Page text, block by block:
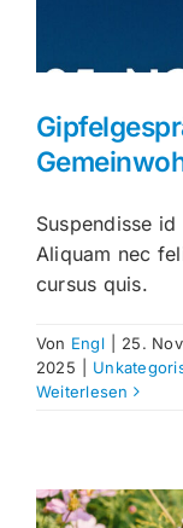
Suspendisse
Aliquam nec
cursus quis.
Von Engl
25.
2025
Weiterlesen